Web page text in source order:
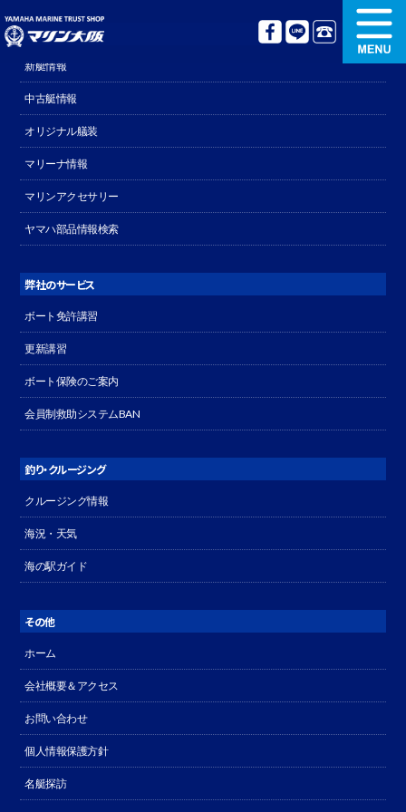
オリジナル艤装 ボート免許講習
更新講習
ボート販売関連
新艇情報
中古艇情報
オリジナル艤装
マリーナ情報
マリンアクセサリー
ヤマハ部品情報検索
弊社のサービス
ボート免許講習
更新講習
ボート保険のご案内
会員制救助システムBAN
釣り・クルージング
クルージング情報
海況・天気
海の駅ガイド
その他
ホーム
会社概要＆アクセス
お問い合わせ
個人情報保護方針
名艇探訪